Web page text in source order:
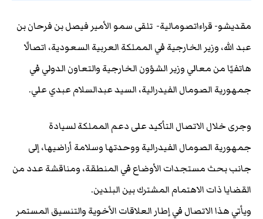
مقديشو- قراءاتصومالية- تلقى سمو الأمير فيصل بن فرحان بن
عبد الله، وزير الخارجية في المملكة العربية السعودية، اتصالًا
هاتفيًا من معالي وزير الشؤون الخارجية والتعاون الدولي في
جمهورية الصومال الفيدرالية، السيد عبدالسلام عبدي علي.
وجرى خلال الاتصال التأكيد على دعم المملكة لسيادة
جمهورية الصومال الفيدرالية ووحدتها وسلامة أراضيها، إلى
جانب بحث مستجدات الأوضاع في المنطقة، ومناقشة عدد من
القضايا ذات الاهتمام المشترك بين البلدين.
ويأتي هذا الاتصال في إطار العلاقات الأخوية والتنسيق المستمر